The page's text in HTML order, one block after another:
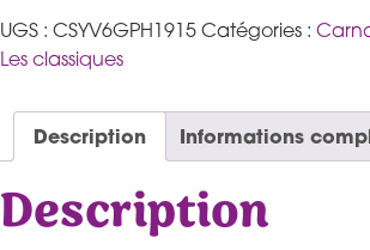
UGS : CSYV6GPH1915 Catégories :
Les classiques
Description Informations
Description